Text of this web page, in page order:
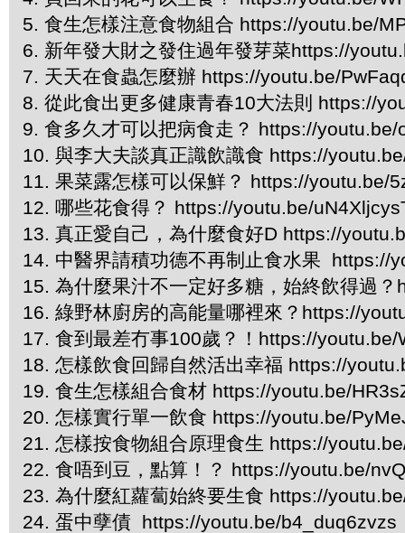
5. 食生怎樣注意食物組合 https://youtu.be/
6. 新年發大財之發住過年發芽菜https://
7. 天天在食蟲怎麼辦 https://youtu.be/
8. 從此食出更多健康青春10大法則 https://
9. 食多久才可以把病食走？ https://
10. 與李大夫談真正識飲識食 https://
11. 果菜露怎樣可以保鮮？ https://youtu.be/
12. 哪些花食得？ https://youtu.be/
13. 真正愛自己，為什麼食好D https://
14. 中醫界請積功德不再制止食水果
15. 為什麼果汁不一定好多糖，始終飲得過
16. 綠野林廚房的高能量哪裡來？https://
17. 食到最差冇事100歲？！https://
18. 怎樣飲食回歸自然活出幸福 https://
19. 食生怎樣組合食材 https://youtu.be/
20. 怎樣實行單一飲食 https://youtu.be/
21. 怎樣按食物組合原理食生 https://
22. 食唔到豆，點算！？ https://youtu.be/
23. 為什麼紅蘿蔔始終要生食 https://
24. 蛋中孽債 https://youtu.be/b4_duq6zvzs